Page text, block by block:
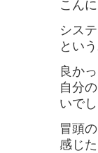
こん
シス
とい
良か
自分
いでし
冒頭
感じ